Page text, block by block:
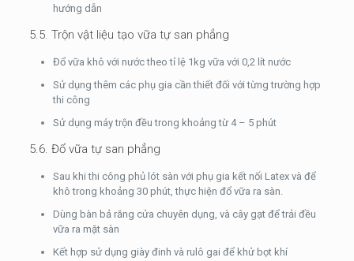
hướng dẫn
5.5. Trộn vật liệu tạo vữa tự san phẳng
Đổ vữa khô với nước theo tỉ lệ 1kg vữa với 0,2 lít nước
Sử dụng thêm các phụ gia cần thiết đối với từng trường hợp
thi công
Sử dụng máy trộn đều trong khoảng từ 4 – 5 phút
5.6. Đổ vữa tự san phẳng
Sau khi thi công phủ lót sàn với phụ gia kết nối Latex và để
khô trong khoảng 30 phút, thực hiện đổ vữa ra sàn.
Dùng bàn bả răng cửa chuyên dụng, và cây gạt để trải đều
vữa ra mặt sàn
Kết hợp sử dụng giày đinh và rulô gai để khử bọt khí